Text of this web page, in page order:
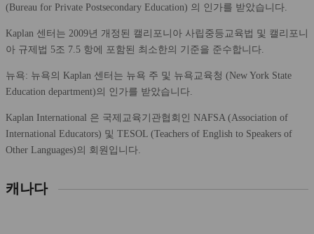
(Bureau for Private Postsecondary Education) 의 인가를 받았습니다.
Kaplan 센터는 2009년 개정된 캘리포니아 사립중등교육법 및 캘리포니
아 규제법 5조 7.5 항에 포함된 최소한의 기준을 준수합니다.
뉴욕: 뉴욕의 Kaplan 센터는 뉴욕 주 및 뉴욕교육청 (New York State
Education department)의 인가를 받았습니다.
Kaplan International 은 국제교육기관협회인 NAFSA (Association of
International Educators) 및 TESOL (Teachers of English to Speakers of
Other Languages)의 회원입니다.
캐나다